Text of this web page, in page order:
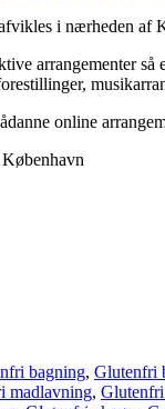
i nærheden af
arrangementer så
online
bagning, Glutenfri
madlavning,